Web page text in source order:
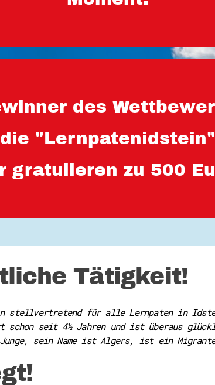
des
die "Lernpatenidstein"
gratulieren zu 500
Tätigkeit!
stellvertretend für alle Lernpaten in
schon seit 4½ Jahren und ist überaus
sein Name ist Algers, ist ein